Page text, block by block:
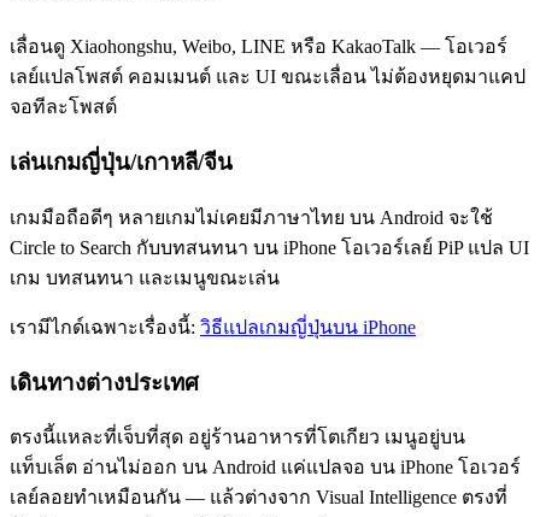
เลื่อนดู Xiaohongshu, Weibo, LINE หรือ KakaoTalk — โอเวอร์
เลย์แปลโพสต์ คอมเมนต์ และ UI ขณะเลื่อน ไม่ต้องหยุดมาแคป
จอทีละโพสต์
เล่นเกมญี่ปุ่น/เกาหลี/จีน
เกมมือถือดีๆ หลายเกมไม่เคยมีภาษาไทย บน Android จะใช้
Circle to Search กับบทสนทนา บน iPhone โอเวอร์เลย์ PiP แปล UI
เกม บทสนทนา และเมนูขณะเล่น
เรามีไกด์เฉพาะเรื่องนี้: วิธีแปลเกมญี่ปุ่นบน iPhone
เดินทางต่างประเทศ
ตรงนี้แหละที่เจ็บที่สุด อยู่ร้านอาหารที่โตเกียว เมนูอยู่บน
แท็บเล็ต อ่านไม่ออก บน Android แค่แปลจอ บน iPhone โอเวอร์
เลย์ลอยทำเหมือนกัน — แล้วต่างจาก Visual Intelligence ตรงที่